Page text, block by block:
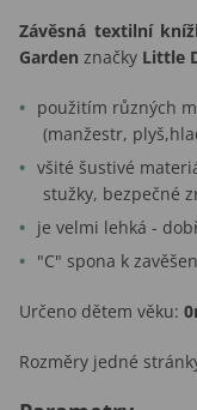
Závěsná textilní
Garden značky Little
použitím různých
(manžestr,
všité šustivé
stužky, bezpečné
je velmi lehká -
"C" spona k
Určeno dětem věku: 0
Rozměry jedné